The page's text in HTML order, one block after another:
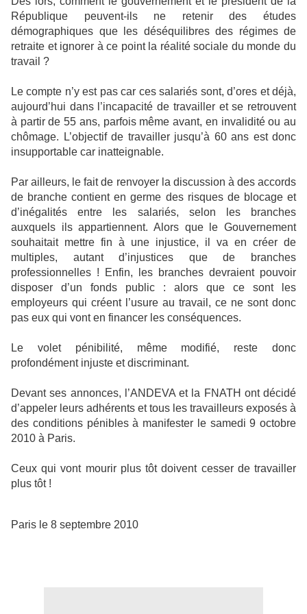
République peuvent-ils ne retenir des études
démographiques que les déséquilibres des régimes de
retraite et ignorer à ce point la réalité sociale du monde du
travail ?
Le compte n’y est pas car ces salariés sont, d’ores et déjà,
aujourd’hui dans l’incapacité de travailler et se retrouvent
à partir de 55 ans, parfois même avant, en invalidité ou au
chômage. L’objectif de travailler jusqu’à 60 ans est donc
insupportable car inatteignable.
Par ailleurs, le fait de renvoyer la discussion à des accords
de branche contient en germe des risques de blocage et
d’inégalités entre les salariés, selon les branches
auxquels ils appartiennent. Alors que le Gouvernement
souhaitait mettre fin à une injustice, il va en créer de
multiples, autant d’injustices que de branches
professionnelles ! Enfin, les branches devraient pouvoir
disposer d’un fonds public : alors que ce sont les
employeurs qui créent l’usure au travail, ce ne sont donc
pas eux qui vont en financer les conséquences.
Le volet pénibilité, même modifié, reste donc
profondément injuste et discriminant.
Devant ses annonces, l’ANDEVA et la FNATH ont décidé
d’appeler leurs adhérents et tous les travailleurs exposés à
des conditions pénibles à manifester le samedi 9 octobre
2010 à Paris.
Ceux qui vont mourir plus tôt doivent cesser de travailler
plus tôt !
Paris le 8 septembre 2010